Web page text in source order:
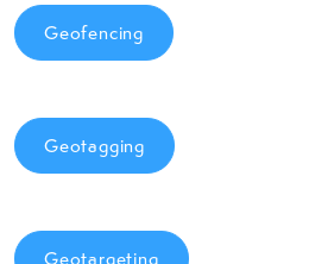
Geofencing
Geotagging
Geotargeting